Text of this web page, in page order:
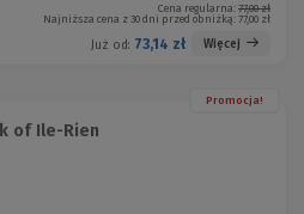
Cena regularna: 77,00 zł
Najniższa cena z 30 dni przed obniżką: 77,00 zł
Już od: 73,14 zł Więcej
Promocja!
of Ile-Rien